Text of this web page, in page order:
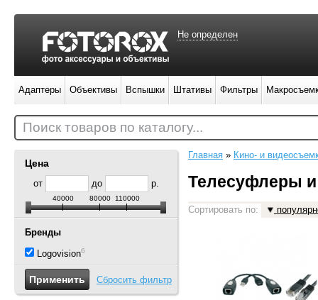
Цена
от до р.
40000 80000 110000
Бренды
Logovision6
Сбросить фильтр
Главная » Кино- и
Телесуфлеры
Сортировать по:
Не определен
Адаптеры Объективы Вспышки Штативы Фильтры
Поиск товаров по каталогу...